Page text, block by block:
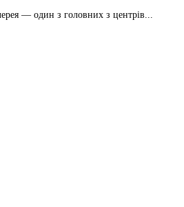
— один з головних з центрів...